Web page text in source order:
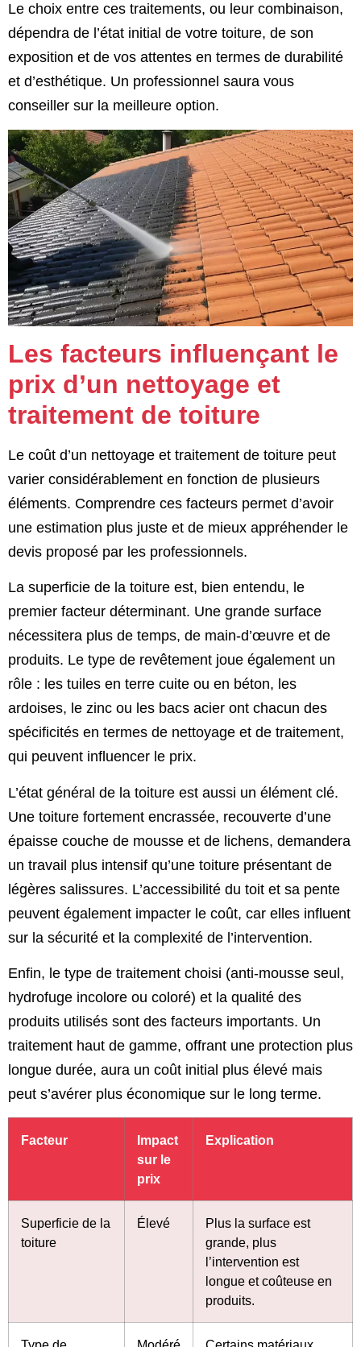
Le choix entre ces traitements, ou leur combinaison,
dépendra de l’état initial de votre toiture, de son
exposition et de vos attentes en termes de durabilité
et d’esthétique. Un professionnel saura vous
conseiller sur la meilleure option.
Les facteurs influençant le
prix d’un nettoyage et
traitement de toiture
Le coût d’un nettoyage et traitement de toiture peut
varier considérablement en fonction de plusieurs
éléments. Comprendre ces facteurs permet d’avoir
une estimation plus juste et de mieux appréhender le
devis proposé par les professionnels.
La superficie de la toiture est, bien entendu, le
premier facteur déterminant. Une grande surface
nécessitera plus de temps, de main-d’œuvre et de
produits. Le type de revêtement joue également un
rôle : les tuiles en terre cuite ou en béton, les
ardoises, le zinc ou les bacs acier ont chacun des
spécificités en termes de nettoyage et de traitement,
qui peuvent influencer le prix.
L’état général de la toiture est aussi un élément clé.
Une toiture fortement encrassée, recouverte d’une
épaisse couche de mousse et de lichens, demandera
un travail plus intensif qu’une toiture présentant de
légères salissures. L’accessibilité du toit et sa pente
peuvent également impacter le coût, car elles influent
sur la sécurité et la complexité de l’intervention.
Enfin, le type de traitement choisi (anti-mousse seul,
hydrofuge incolore ou coloré) et la qualité des
produits utilisés sont des facteurs importants. Un
traitement haut de gamme, offrant une protection plus
longue durée, aura un coût initial plus élevé mais
peut s’avérer plus économique sur le long terme.
Facteur
Impact
sur le
prix
Explication
Superficie de la
toiture
Élevé
Plus la surface est
grande, plus
l’intervention est
longue et coûteuse en
produits.